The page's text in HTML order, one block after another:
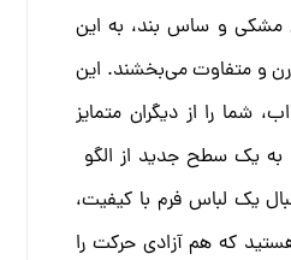
مشکی و ساس بند، به این
و متفاوت می‌بخشند. این
شما را از دیگران متمایز
به یک سطح جدید از الگو
یک لباس فرم با کیفیت،
که هم آزادی حرکت را